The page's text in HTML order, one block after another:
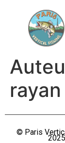
rayan
© Paris
2025